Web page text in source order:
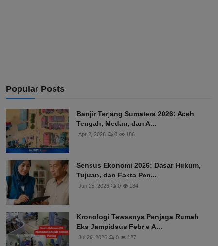
Popular Posts
Banjir Terjang Sumatera 2026: Aceh
Tengah, Medan, dan A...
Apr 2, 2026 0 186
Sensus Ekonomi 2026: Dasar Hukum,
Tujuan, dan Fakta Pen...
Jun 25, 2026 0 134
Kronologi Tewasnya Penjaga Rumah
Eks Jampidsus Febrie A...
Jul 26, 2026 0 127